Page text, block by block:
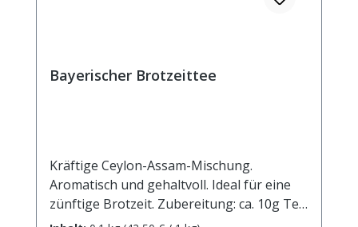
Bayerischer Brotzeittee
Kräftige Ceylon-Assam-Mischung.
Aromatisch und gehaltvoll. Ideal für eine
zünftige Brotzeit. Zubereitung: ca. 10g Tee
mit 1 l. kochendem Wasser aufgiessen.